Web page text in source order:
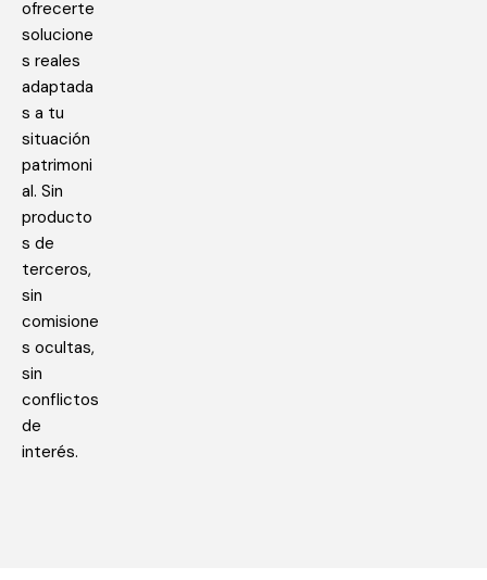
ofrecerte
solucione
s reales
adaptada
s a tu
situación
patrimoni
al. Sin
producto
s de
terceros,
sin
comisione
s ocultas,
sin
conflictos
de
interés.